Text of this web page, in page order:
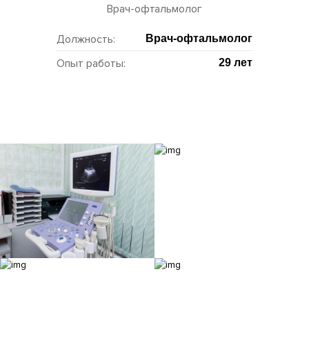
Врач-офтальмолог
Должность: Врач-офтальмолог
Опыт работы: 29 лет